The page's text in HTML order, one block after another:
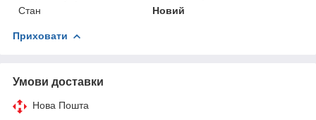
Стан
Новий
Приховати
Умови доставки
Нова Пошта